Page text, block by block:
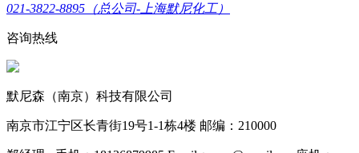
021-3822-8895（总公司-上海默尼化工）
咨询热线
默尼森（南京）科技有限公司
南京市江宁区长青街19号1-1栋4楼 邮编：210000